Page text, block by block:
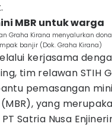
MBR untuk warga
Graha Kirana menyalurkan
banjir (Dok. Graha Kirana)
kerjasama
tim relawan STIH
pemasangan
(MBR), yang
Satria Nusa